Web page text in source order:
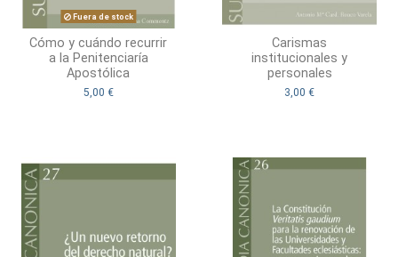
Fuera de stock
Cómo y cuándo recurrir
a la Penitenciaría
Apostólica
5,00 €
Carismas
institucionales y
personales
3,00 €